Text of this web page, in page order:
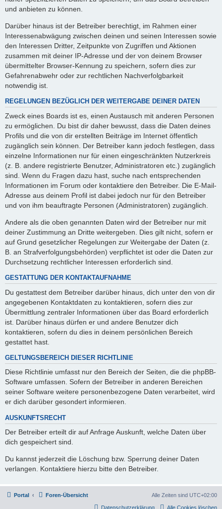
und anbieten zu können.
Darüber hinaus ist der Betreiber berechtigt, im Rahmen einer
Interessenabwägung zwischen deinen und seinen Interessen sowie
den Interessen Dritter, Zeitpunkte von Zugriffen und Aktionen
zusammen mit deiner IP-Adresse und der von deinem Browser
übermittelter Browser-Kennung zu speichern, sofern dies zur
Gefahrenabwehr oder zur rechtlichen Nachverfolgbarkeit
notwendig ist.
REGELUNGEN BEZÜGLICH DER WEITERGABE DEINER DATEN
Zweck eines Boards ist es, einen Austausch mit anderen Personen
zu ermöglichen. Du bist dir daher bewusst, dass die Daten deines
Profils und die von dir erstellten Beiträge im Internet öffentlich
zugänglich sein können. Der Betreiber kann jedoch festlegen, dass
einzelne Informationen nur für einen eingeschränkten Nutzerkreis
(z. B. andere registrierte Benutzer, Administratoren etc.) zugänglich
sind. Wenn du Fragen dazu hast, suche nach entsprechenden
Informationen im Forum oder kontaktiere den Betreiber. Die E-Mail-
Adresse aus deinem Profil ist dabei jedoch nur für den Betreiber
und von ihm beauftragte Personen (Administratoren) zugänglich.
Andere als die oben genannten Daten wird der Betreiber nur mit
deiner Zustimmung an Dritte weitergeben. Dies gilt nicht, sofern er
auf Grund gesetzlicher Regelungen zur Weitergabe der Daten (z.
B. an Strafverfolgungsbehörden) verpflichtet ist oder die Daten zur
Durchsetzung rechtlicher Interessen erforderlich sind.
GESTATTUNG DER KONTAKTAUFNAHME
Du gestattest dem Betreiber darüber hinaus, dich unter den von dir
angegebenen Kontaktdaten zu kontaktieren, sofern dies zur
Übermittlung zentraler Informationen über das Board erforderlich
ist. Darüber hinaus dürfen er und andere Benutzer dich
kontaktieren, sofern du dies in deinem persönlichen Bereich
gestattet hast.
GELTUNGSBEREICH DIESER RICHTLINIE
Diese Richtlinie umfasst nur den Bereich der Seiten, die die phpBB-
Software umfassen. Sofern der Betreiber in anderen Bereichen
seiner Software weitere personenbezogene Daten verarbeitet, wird
er dich darüber gesondert informieren.
AUSKUNFTSRECHT
Der Betreiber erteilt dir auf Anfrage Auskunft, welche Daten über
dich gespeichert sind.
Du kannst jederzeit die Löschung bzw. Sperrung deiner Daten
verlangen. Kontaktiere hierzu bitte den Betreiber.
Portal Foren-Übersicht Alle Zeiten sind UTC+02:00
Alle Cookies löschen
Datenschutzerklärung